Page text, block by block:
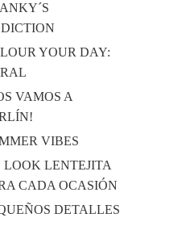
YOUR DAY:
VAMOS A
VIBES
LOOK LENTEJITA
CADA OCASIÓN
DETALLES